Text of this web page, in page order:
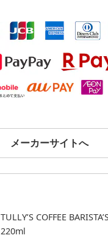
メーカーサイトへ
TULLY’S COFFEE
220ml